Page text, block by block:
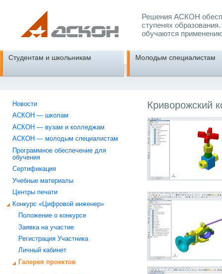
Решения АСКОН
ступенях
обучаются
Студентам и школьникам Молодым специалистам
Новости
АСКОН — школам
АСКОН — вузам и колледжам
АСКОН — молодым специалистам
Программное обеспечение для
обучения
Сертификация
Учебные материалы
Центры печати
Конкурс «Цифровой инженер»
Положение о конкурсе
Заявка на участие
Регистрация Участника
Личный кабинет
Галерея проектов
Криворожский